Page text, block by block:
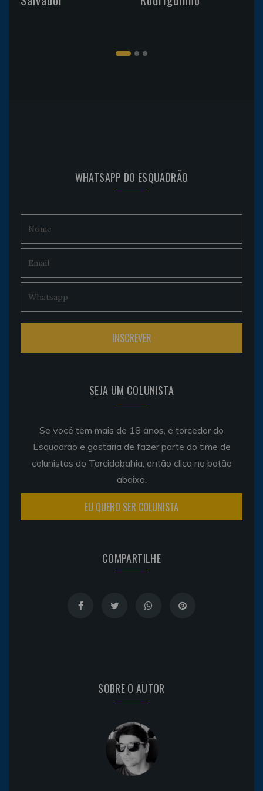
WHATSAPP DO ESQUADRÃO
SEJA UM COLUNISTA
Se você tem mais de 18 anos, é torcedor do
Esquadrão e gostaria de fazer parte do time de
colunistas do Torcidabahia, então clica no botão
abaixo.
EU QUERO SER COLUNISTA
COMPARTILHE
SOBRE O AUTOR